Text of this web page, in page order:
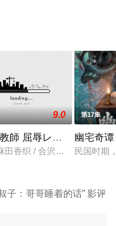
/ 流川知亜希。类型：情
9.0
師 屈辱レイプの宴
田香织 / 合沢萌。类型：情
第17集
幽宅奇谭
民国时期
子：哥哥睡着的话” 影评